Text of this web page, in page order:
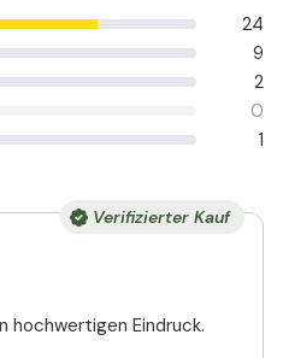
24
9
2
0
1
Verifizierter Kauf
hochwertigen Eindruck.